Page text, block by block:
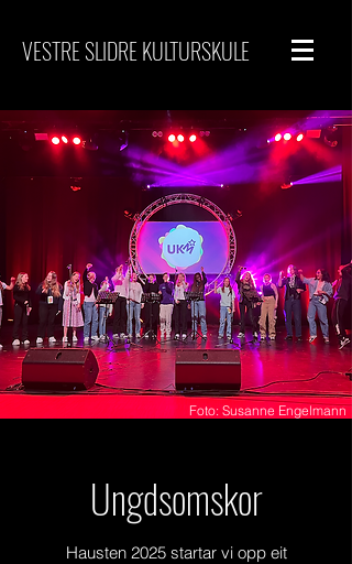
VESTRE SLIDRE KULTURSKULE
Ungdsomskor
Hausten 2025 startar vi opp eit
Foto: Susanne Engelmann